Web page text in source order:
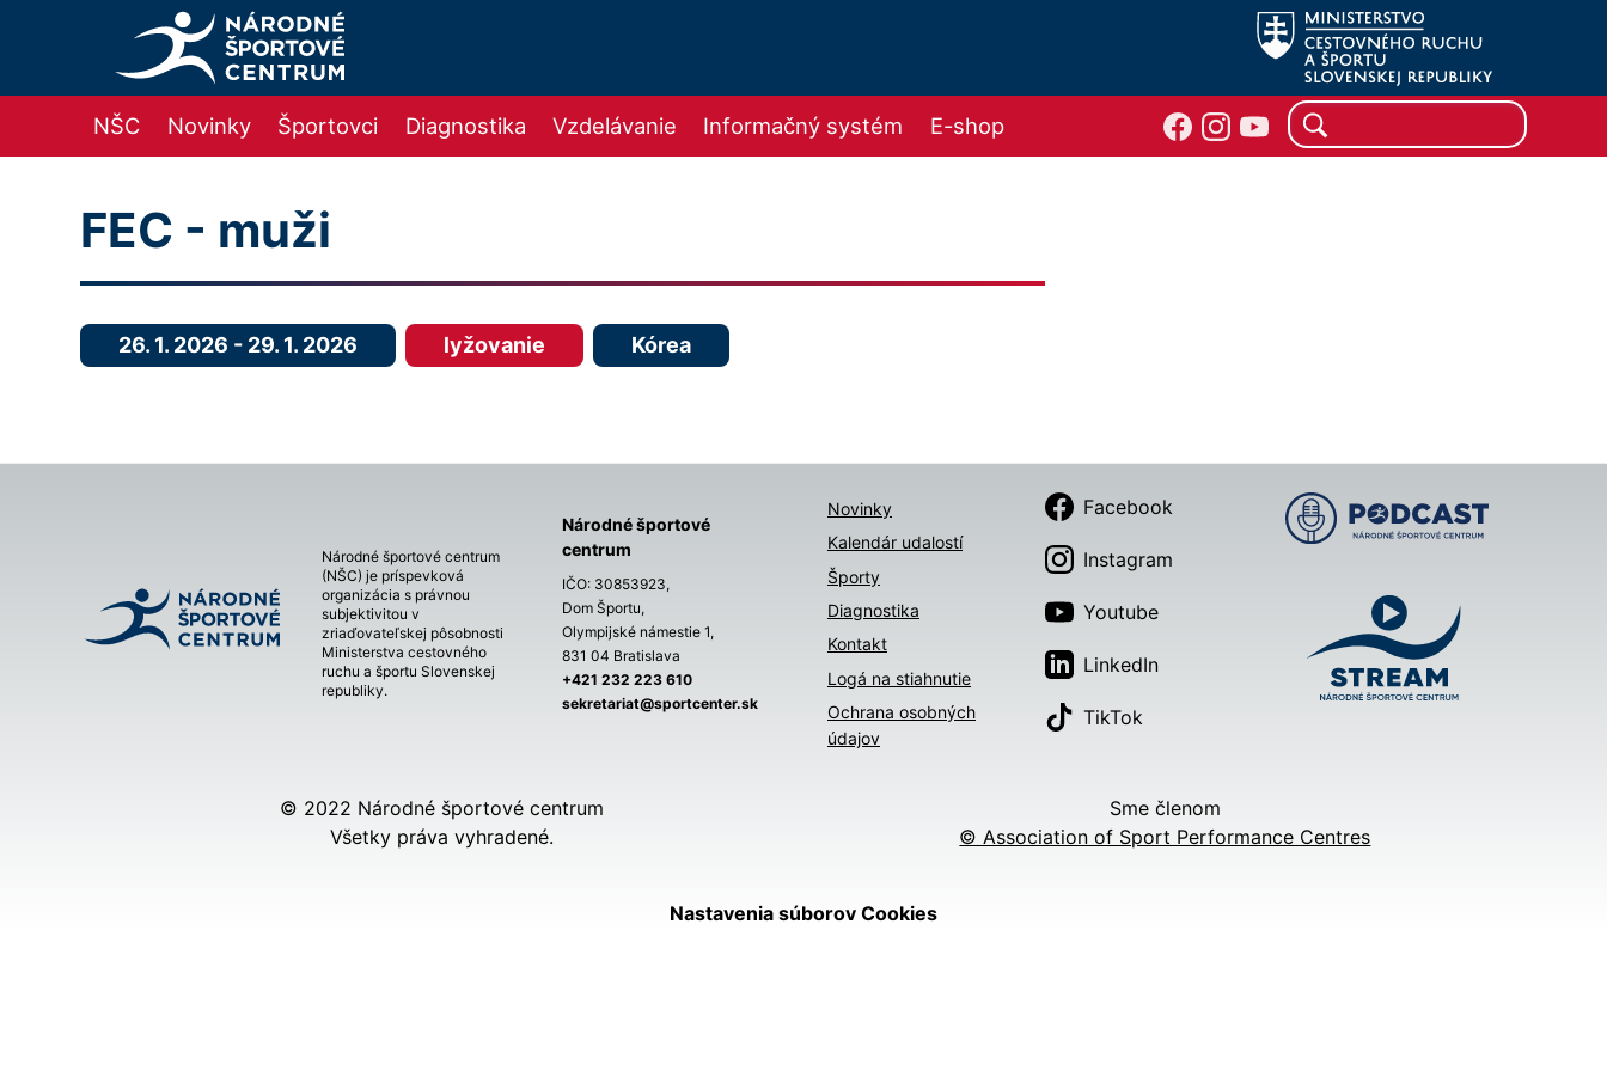
NŠC Novinky Športovci Diagnostika Vzdelávanie Informačný systém E-shop
FEC - muži
26. 1. 2026 - 29. 1. 2026 lyžovanie Kórea
Národné športové centrum
(NŠC) je príspevková
organizácia s právnou
subjektivitou v
zriaďovateľskej pôsobnosti
Ministerstva cestovného
ruchu a športu Slovenskej
republiky.
Národné športové
centrum
IČO: 30853923,
Dom Športu,
Olympijské námestie 1,
831 04 Bratislava
+421 232 223 610
sekretariat@sportcenter.sk
Novinky
Kalendár udalostí
Športy
Diagnostika
Kontakt
Logá na stiahnutie
Ochrana osobných
údajov
Facebook
Instagram
Youtube
LinkedIn
TikTok
© 2022 Národné športové centrum
Všetky práva vyhradené.
Sme členom
© Association of Sport Performance Centres
Nastavenia súborov Cookies